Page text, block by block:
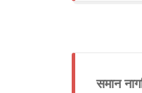
समान